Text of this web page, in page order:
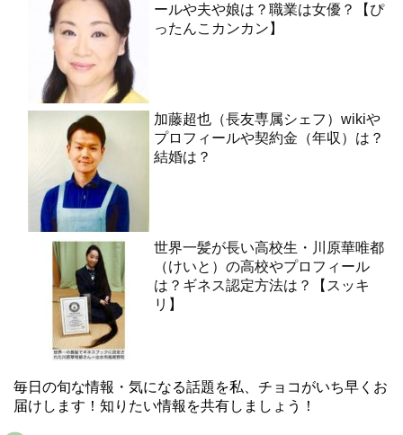
ールや夫や娘は？職業は女優？【ぴ
ったんこカンカン】
加藤超也（長友専属シェフ）wikiや
プロフィールや契約金（年収）は？
結婚は？
世界一髪が長い高校生・川原華唯都
（けいと）の高校やプロフィール
は？ギネス認定方法は？【スッキ
リ】
毎日の旬な情報・気になる話題を私、チョコがいち早くお
届けします！知りたい情報を共有しましょう！